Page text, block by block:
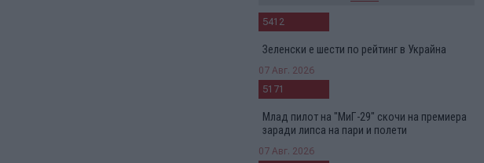
5412
Зеленски е шести по рейтинг в Украйна
07 Авг. 2026
5171
Млад пилот на "МиГ-29" скочи на премиера
заради липса на пари и полети
07 Авг. 2026